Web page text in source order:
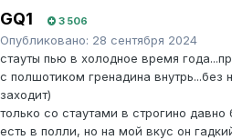
GQ1 3 506
Опубликовано: 28 сентября 2024
стауты пью в холодное время
с полшотиком гренадина внутрь...без
заходит)
только со стаутами в строгино давно
есть в полли, но на мой вкус он